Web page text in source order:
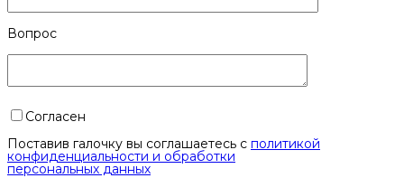
Вопрос
Согласен
Поставив галочку вы соглашаетесь с политикой
конфиденциальности и обработки
персональных данных